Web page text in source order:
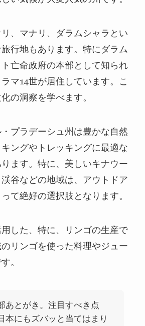
、マナリ、ダラムシャラとい
行地もあります。特にダラム
亡命政府の本部として知られ
マ14世が居住しています。こ
の洞察を学べます。
プラデーシュ州は豊かな自然
ングやトレッキングに最適な
ます。特に、美しいキナウー
谷などの地域は、アウトドア
て絶好の選択肢となります。
した、特に、リンゴの生産で
リンゴを使った料理やジュー
。
あとがき。注目すべき点
本にもズバッと当てはまり